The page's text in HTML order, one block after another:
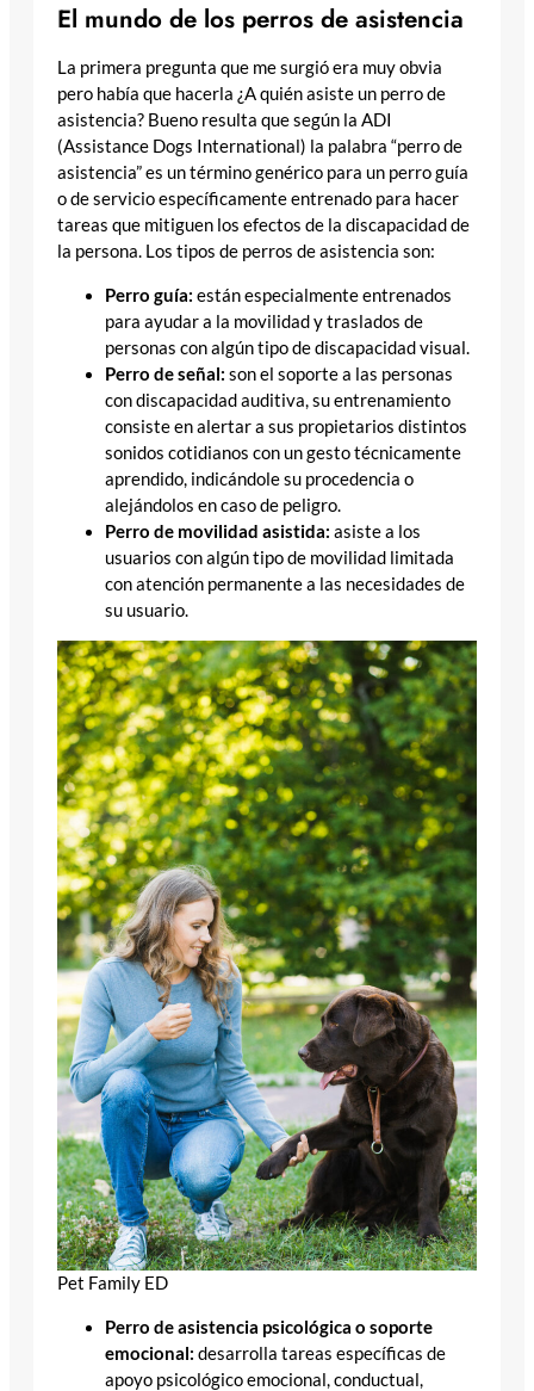
El mundo de los perros de asistencia
La primera pregunta que me surgió era muy obvia
pero había que hacerla ¿A quién asiste un perro de
asistencia? Bueno resulta que según la ADI
(Assistance Dogs International) la palabra “perro de
asistencia” es un término genérico para un perro guía
o de servicio específicamente entrenado para hacer
tareas que mitiguen los efectos de la discapacidad de
la persona. Los tipos de perros de asistencia son:
Perro guía: están especialmente entrenados
para ayudar a la movilidad y traslados de
personas con algún tipo de discapacidad visual.
Perro de señal: son el soporte a las personas
con discapacidad auditiva, su entrenamiento
consiste en alertar a sus propietarios distintos
sonidos cotidianos con un gesto técnicamente
aprendido, indicándole su procedencia o
alejándolos en caso de peligro.
Perro de movilidad asistida: asiste a los
usuarios con algún tipo de movilidad limitada
con atención permanente a las necesidades de
su usuario.
Pet Family ED
Perro de asistencia psicológica o soporte
emocional: desarrolla tareas específicas de
apoyo psicológico emocional, conductual,